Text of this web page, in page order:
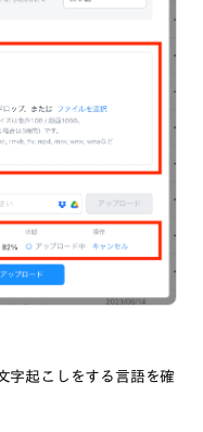
字起こしをする言語を確